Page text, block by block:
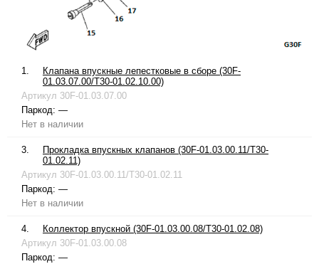
1.
Клапана впускные лепестковые в сборе (30F-
01.03.07.00/T30-01.02.10.00)
Артикул 30F-01.03.07.00
Паркод: —
Нет в наличии
3.
Прокладка впускных клапанов (30F-01.03.00.11/T30-
01.02.11)
Артикул 30F-01.03.00.11/T30-01.02.11
Паркод: —
Нет в наличии
4.
Коллектор впускной (30F-01.03.00.08/T30-01.02.08)
Артикул 30F-01.03.00.08
Паркод: —